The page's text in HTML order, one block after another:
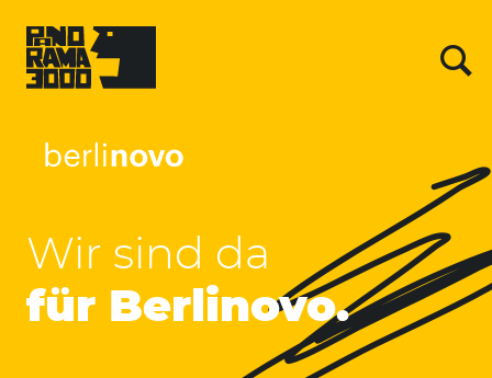
content
Berlinovo
-
Wir sind da
für Berlinovo.